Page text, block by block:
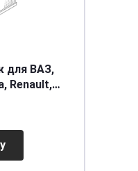
для ВАЗ,
Renault,